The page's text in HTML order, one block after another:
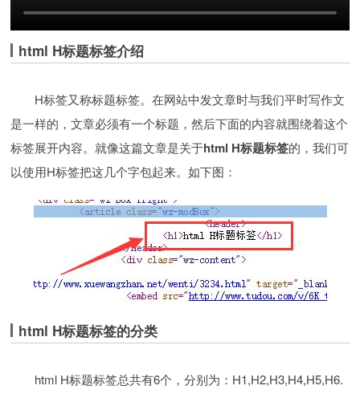
html H标题标签介绍
H标签又称标题标签。在网站中发文章时与我们平时写作文
是一样的，文章必须有一个标题，然后下面的内容就围绕着这个
标签展开内容。就像这篇文章是关于html H标题标签的，我们可
以使用H标签把这几个字包起来。如下图：
html H标题标签的分类
html H标题标签总共有6个，分别为：H1,H2,H3,H4,H5,H6.